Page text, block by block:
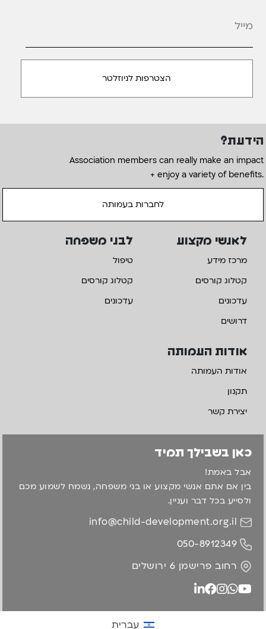
הידעת?
Association members can really make an impact
+ enjoy a variety of benefits.
לחברות בעמותה
אודות העמותה
אודות העמותה
תקנון
יצירת קשר
לאנשי מקצוע
מרכז מידע
קטלוג קורסים
עדכונים
דרושים
לבני משפחה
טיפול
קטלוג קורסים
עדכונים
כאן בשבילך תמיד
אבל באמת!
בין אם אתם אנשי מקצוע או בני משפחה, נשמח לשמוע מכם
ולסייע בכל דבר ועניין.
info@child-development.org.il
050-8912349
רחוב פרישמן 6 ירושלים
עברית